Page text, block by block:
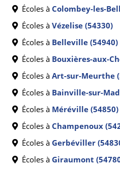
Écoles à Colombey-les-
Écoles à Vézelise (54330)
Écoles à Belleville (54940)
Écoles à Bouxières-aux-
Écoles à Art-sur-Meurthe
Écoles à Bainville-sur-
Écoles à Méréville (54850)
Écoles à Champenoux
Écoles à Gerbéviller
Écoles à Giraumont